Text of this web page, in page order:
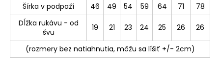
Šírka v podpaží
46 49 54 59 64 71
78
Dĺžka rukávu - od
švu
19 21 23 24 25 26 26
(rozmery bez natiahnutia, môžu sa líšiť +/- 2cm)